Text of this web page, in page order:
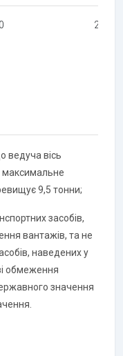
24
ведуча вісь
максимальне
9,5 тонни;
засобів,
вантажів, та не
наведених у
обмеження
значення